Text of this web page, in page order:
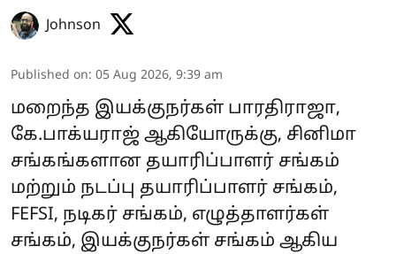
Johnson
Published on: 05 Aug 2026, 9:39 am
மறைந்த இயக்குநர்கள் பாரதிராஜா,
கே.பாக்யராஜ் ஆகியோருக்கு, சினிமா
சங்கங்களான தயாரிப்பாளர் சங்கம்
மற்றும் நடப்பு தயாரிப்பாளர் சங்கம்,
FEFSI, நடிகர் சங்கம், எழுத்தாளர்கள்
சங்கம், இயக்குநர்கள் சங்கம் ஆகிய